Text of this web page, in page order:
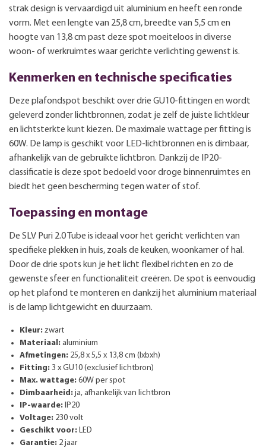
strak design is vervaardigd uit aluminium en heeft een ronde
vorm. Met een lengte van 25,8 cm, breedte van 5,5 cm en
hoogte van 13,8 cm past deze spot moeiteloos in diverse
woon- of werkruimtes waar gerichte verlichting gewenst is.
Kenmerken en technische specificaties
Deze plafondspot beschikt over drie GU10-fittingen en wordt
geleverd zonder lichtbronnen, zodat je zelf de juiste lichtkleur
en lichtsterkte kunt kiezen. De maximale wattage per fitting is
60W. De lamp is geschikt voor LED-lichtbronnen en is dimbaar,
afhankelijk van de gebruikte lichtbron. Dankzij de IP20-
classificatie is deze spot bedoeld voor droge binnenruimtes en
biedt het geen bescherming tegen water of stof.
Toepassing en montage
De SLV Puri 2.0 Tube is ideaal voor het gericht verlichten van
specifieke plekken in huis, zoals de keuken, woonkamer of hal.
Door de drie spots kun je het licht flexibel richten en zo de
gewenste sfeer en functionaliteit creëren. De spot is eenvoudig
op het plafond te monteren en dankzij het aluminium materiaal
is de lamp lichtgewicht en duurzaam.
Kleur: zwart
Materiaal: aluminium
Afmetingen: 25,8 x 5,5 x 13,8 cm (lxbxh)
Fitting: 3 x GU10 (exclusief lichtbron)
Max. wattage: 60W per spot
Dimbaarheid: ja, afhankelijk van lichtbron
IP-waarde: IP20
Voltage: 230 volt
Geschikt voor: LED
Garantie: 2 jaar